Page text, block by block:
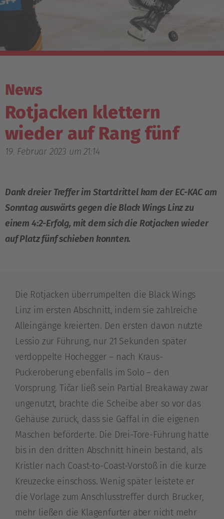
News
Rotjacken klettern
wieder auf Rang fünf
19. Februar 2023 um 21:14
Dank dreier Treffer im Startdrittel kam der EC-KAC am
Sonntag auswärts gegen die Black Wings Linz zu
einem 4:2-Erfolg, mit dem sich die Rotjacken wieder
auf Platz fünf schieben konnten.
Die Rotjacken überrumpelten die Black Wings
Linz im ersten Abschnitt, indem sie zahlreiche
Alleingänge kreierten. Den ersten davon nutzte
Lessio zur Führung, nur 21 Sekunden später
verdoppelte Hochegger – nach Kraus-
Puckeroberung ebenfalls im Solo – den
Vorsprung. Tičar ließ sein Partial Breakaway zwar
ungenutzt, brachte die Scheibe aber so vor das
Gehäuse zurück, dass sie Gaffal in die eigenen
Maschen beförderte. Die Drei-Tore-Führung hatte
bis in den dritten Abschnitt hinein bestand, als
Kristler nach Coast-to-Coast-Vorstoß in die kurze
Kreuzecke einschoss. Wenig später leistete er
die Vorlage zum Anschlusstreffer durch Brucker,
mehr ließen die Klagenfurter aber nicht mehr